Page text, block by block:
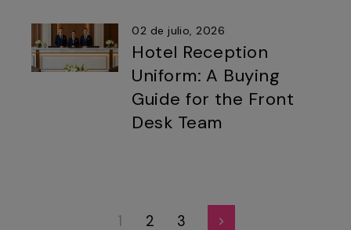
02 de julio, 2026
Hotel Reception
Uniform: A Buying
Guide for the Front
Desk Team
1 2 3